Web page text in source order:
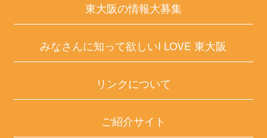
東大阪の情報大募集
みなさんに知って欲しいI LOVE 東大阪
リンクについて
ご紹介サイト